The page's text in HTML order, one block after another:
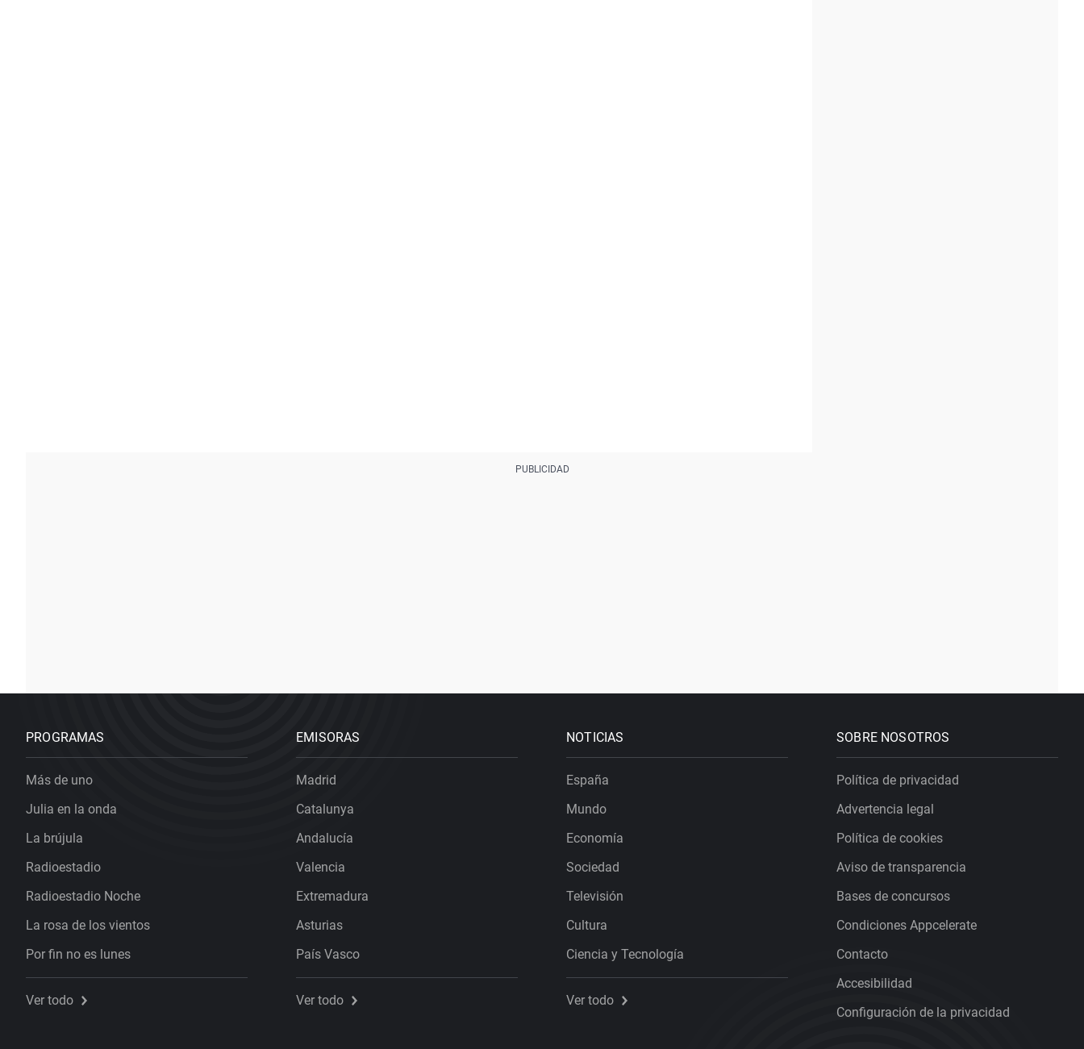
PROGRAMAS
Más de uno
Julia en la onda
La brújula
Radioestadio
Radioestadio Noche
La rosa de los vientos
Por fin no es lunes
Ver todo
EMISORAS
Madrid
Catalunya
Andalucía
Valencia
Extremadura
Asturias
País Vasco
Ver todo
NOTICIAS
España
Mundo
Economía
Sociedad
Televisión
Cultura
Ciencia y Tecnología
Ver todo
SOBRE NOSOTROS
Política de privacidad
Advertencia legal
Política de cookies
Aviso de transparencia
Bases de concursos
Condiciones Appcelerate
Contacto
Accesibilidad
Configuración de la privacidad